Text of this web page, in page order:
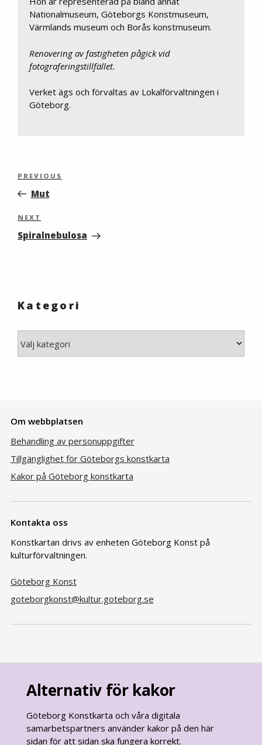
Nationalmuseum, Göteborgs Konstmuseum,
Värmlands museum och Borås konstmuseum.
Renovering av fastigheten pågick vid
fotograferingstillfället.
Verket ägs och förvaltas av Lokalförvaltningen i
Göteborg.
Inläggsnavigering
Previous
Post
PREVIOUS
Mut
Next
Post
NEXT
Spiralnebulosa
Kategori
Om webbplatsen
Behandling av personuppgifter
Tillgänglighet för Göteborgs konstkarta
Kakor på Göteborg konstkarta
Kontakta oss
Konstkartan drivs av enheten Göteborg Konst på
kulturförvaltningen.
Göteborg Konst
goteborgkonst@kultur.goteborg.se
Alternativ för kakor
Göteborg Konstkarta och våra digitala
samarbetspartners använder kakor på den här
sidan för att sidan ska fungera korrekt.